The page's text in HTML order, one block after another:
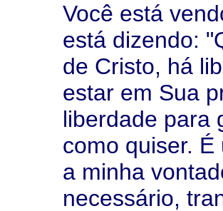
Você está
está dizendo:
de Cristo, há
estar em Sua
liberdade para
como quiser.
a minha
necessário,